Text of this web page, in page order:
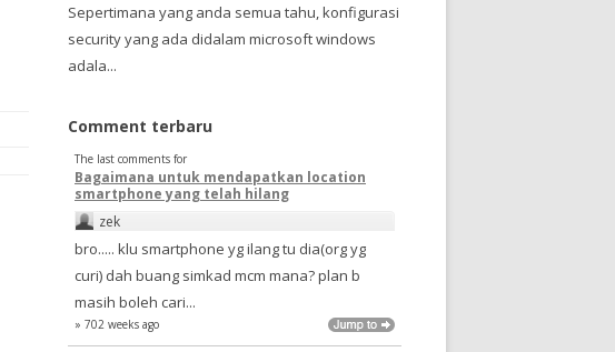
Sepertimana yang anda semua tahu, konfigurasi
security yang ada didalam microsoft windows
adala...
Comment terbaru
The last comments for
Bagaimana untuk mendapatkan location
smartphone yang telah hilang
zek
bro..... klu smartphone yg ilang tu dia(org yg
curi) dah buang simkad mcm mana? plan b
masih boleh cari...
» 702 weeks ago